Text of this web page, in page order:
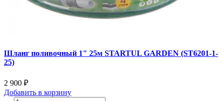
Шланг поливочный 1" 25м STARTUL GARDEN (ST6201-1-
25)
2 900 ₽
Добавить в корзину